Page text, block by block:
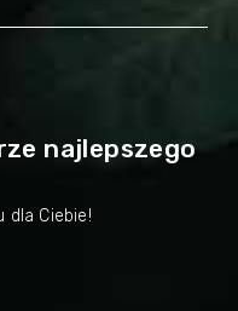
najlepszego